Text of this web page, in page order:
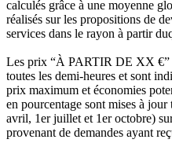
calculés grâce à une moyenne
réalisés sur les propositions de
services dans le rayon à partir
Les prix “À PARTIR DE XX €”
toutes les demi-heures et sont
prix maximum et économies
en pourcentage sont mises à
avril, 1er juillet et 1er octobre)
provenant de demandes ayant